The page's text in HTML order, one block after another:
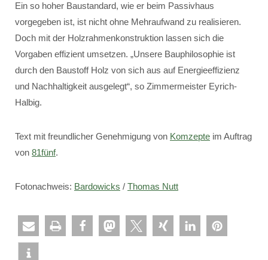
Ein so hoher Baustandard, wie er beim Passivhaus
vorgegeben ist, ist nicht ohne Mehraufwand zu realisieren.
Doch mit der Holzrahmenkonstruktion lassen sich die
Vorgaben effizient umsetzen. „Unsere Bauphilosophie ist
durch den Baustoff Holz von sich aus auf Energieeffizienz
und Nachhaltigkeit ausgelegt“, so Zimmermeister Eyrich-
Halbig.
Text mit freundlicher Genehmigung von Komzepte im Auftrag
von 81fünf.
Fotonachweis: Bardowicks / Thomas Nutt